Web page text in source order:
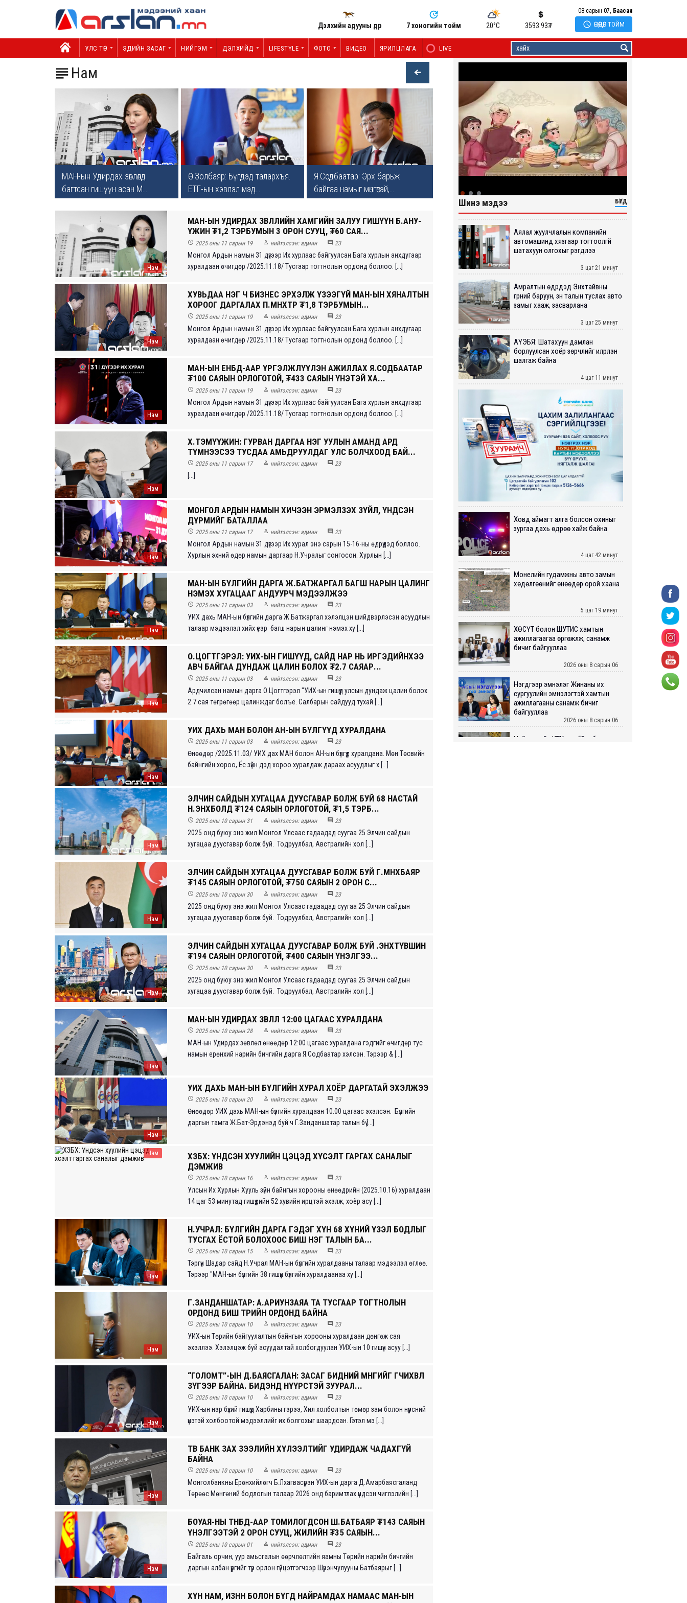
Дэлхийн адууны өдөр 7 хоногийн тойм 20°C 3593.93₮
08 сарын 07, Баасан
 ӨНӨӨДӨР ТОЙМ
УЛС ТӨР ЭДИЙН ЗАСАГ НИЙГЭМ ДЭЛХИЙД LIFESTYLE ФОТО ВИДЕО ЯРИЛЦЛАГА LIVE
 Нам
МАН-ын Удирдах зөвлөлд
багтсан гишүүн асан М....
Ө.Золбаяр: Бүгдэд талархъя.
ЕТГ-ын хэвлэл мэд...
Я.Содбаатар: Эрх барьж
байгаа намыг мөнгөтэй,...
Нам
МАН-ЫН УДИРДАХ ЗӨВЛӨЛИЙН ХАМГИЙН ЗАЛУУ ГИШҮҮН Б.АНУ-
ҮЖИН ₮1,2 ТЭРБУМЫН 3 ОРОН СУУЦ, ₮60 САЯ...
 2025 оны 11 сарын 19  нийтэлсэн: админ  23
Монгол Ардын намын 31 дүгээр Их хурлаас байгуулсан Бага хурлын анхдугаар
хуралдаан өчигдөр /2025.11.18/ Тусгаар тогтнолын ордонд боллоо. [...]
Нам
ХУВЬДАА НЭГ Ч БИЗНЕС ЭРХЭЛЖ ҮЗЭЭГҮЙ МАН-ЫН ХЯНАЛТЫН
ХОРООГ ДАРГАЛАХ П.МӨНХТӨР ₮1,8 ТЭРБУМЫН...
 2025 оны 11 сарын 19  нийтэлсэн: админ  23
Монгол Ардын намын 31 дүгээр Их хурлаас байгуулсан Бага хурлын анхдугаар
хуралдаан өчигдөр /2025.11.18/ Тусгаар тогтнолын ордонд боллоо. [...]
Нам
МАН-ЫН ЕНБД-ААР ҮРГЭЛЖЛҮҮЛЭН АЖИЛЛАХ Я.СОДБААТАР
₮100 САЯЫН ОРЛОГОТОЙ, ₮433 САЯЫН ҮНЭТЭЙ ХА...
 2025 оны 11 сарын 19  нийтэлсэн: админ  23
Монгол Ардын намын 31 дүгээр Их хурлаас байгуулсан Бага хурлын анхдугаар
хуралдаан өчигдөр /2025.11.18/ Тусгаар тогтнолын ордонд боллоо. [...]
Нам
Х.ТЭМҮҮЖИН: ГУРВАН ДАРГАА НЭГ УУЛЫН АМАНД АРД
ТҮМНЭЭСЭЭ ТУСДАА АМЬДРУУЛДАГ УЛС БОЛЧХООД БАЙ...
 2025 оны 11 сарын 17  нийтэлсэн: админ  23
[...]
Нам
МОНГОЛ АРДЫН НАМЫН ХИЧЭЭН ЭРМЭЛЗЭХ ЗҮЙЛ, ҮНДСЭН
ДҮРМИЙГ БАТАЛЛАА
 2025 оны 11 сарын 17  нийтэлсэн: админ  23
Монгол Ардын намын 31 дүгээр Их хурал энэ сарын 15-16-ны өдрүүдэд боллоо.
Хурлын эхний өдөр намын даргаар Н.Учралыг сонгосон. Хурлын [...]
Нам
МАН-ЫН БҮЛГИЙН ДАРГА Ж.БАТЖАРГАЛ БАГШ НАРЫН ЦАЛИНГ
НЭМЭХ ХУГАЦААГ АНДУУРЧ МЭДЭЭЛЖЭЭ
 2025 оны 11 сарын 03  нийтэлсэн: админ  23
УИХ дахь МАН-ын бүлгийн дарга Ж.Батжаргал хэлэлцэн шийдвэрлэсэн асуудлын
талаар мэдээлэл хийх үеэр багш нарын цалинг нэмэх ху [...]
Нам
О.ЦОГТГЭРЭЛ: УИХ-ЫН ГИШҮҮД, САЙД НАР НЬ ИРГЭДИЙНХЭЭ
АВЧ БАЙГАА ДУНДАЖ ЦАЛИН БОЛОХ ₮2.7 САЯАР...
 2025 оны 11 сарын 03  нийтэлсэн: админ  23
Ардчилсан намын дарга О.Цогтгэрэл "УИХ-ын гишүүд улсын дундаж цалин болох
2.7 сая төгрөгөөр цалинждаг болъё. Салбарын сайдууд тухай [...]
Нам
УИХ ДАХЬ МАН БОЛОН АН-ЫН БҮЛГҮҮД ХУРАЛДАНА
 2025 оны 11 сарын 03  нийтэлсэн: админ  23
Өнөөдөр /2025.11.03/ УИХ дах МАН болон АН-ын бүлгүүд хуралдана. Мөн Төсвийн
байнгийн хороо, Ёс зүйн дэд хороо хуралдаж дараах асуудлыг х [...]
Нам
ЭЛЧИН САЙДЫН ХУГАЦАА ДУУСГАВАР БОЛЖ БУЙ 68 НАСТАЙ
Н.ЭНХБОЛД ₮124 САЯЫН ОРЛОГОТОЙ, ₮1,5 ТЭРБ...
 2025 оны 10 сарын 31  нийтэлсэн: админ  23
2025 онд буюу энэ жил Монгол Улсаас гадаадад суугаа 25 Элчин сайдын
хугацаа дуусгавар болж буй. Тодруулбал, Австралийн хол [...]
Нам
ЭЛЧИН САЙДЫН ХУГАЦАА ДУУСГАВАР БОЛЖ БУЙ Г.МӨНХБАЯР
₮145 САЯЫН ОРЛОГОТОЙ, ₮750 САЯЫН 2 ОРОН С...
 2025 оны 10 сарын 30  нийтэлсэн: админ  23
2025 онд буюу энэ жил Монгол Улсаас гадаадад суугаа 25 Элчин сайдын
хугацаа дуусгавар болж буй. Тодруулбал, Австралийн хол [...]
Нам
ЭЛЧИН САЙДЫН ХУГАЦАА ДУУСГАВАР БОЛЖ БУЙ Ө.ЭНХТҮВШИН
₮194 САЯЫН ОРЛОГОТОЙ, ₮400 САЯЫН ҮНЭЛГЭЭ...
 2025 оны 10 сарын 30  нийтэлсэн: админ  23
2025 онд буюу энэ жил Монгол Улсаас гадаадад суугаа 25 Элчин сайдын
хугацаа дуусгавар болж буй. Тодруулбал, Австралийн хол [...]
Нам
МАН-ЫН УДИРДАХ ЗӨВЛӨЛ 12:00 ЦАГААС ХУРАЛДАНА
 2025 оны 10 сарын 28  нийтэлсэн: админ  23
МАН-ын Удирдах зөвлөл өнөөдөр 12:00 цагаас хуралдана гэдгийг өчигдөр тус
намын ерөнхий нарийн бичгийн дарга Я.Содбаатар хэлсэн. Тэрээр & [...]
Нам
УИХ ДАХЬ МАН-ЫН БҮЛГИЙН ХУРАЛ ХОЁР ДАРГАТАЙ ЭХЭЛЖЭЭ
 2025 оны 10 сарын 20  нийтэлсэн: админ  23
Өнөөдөр УИХ дахь МАН-ын бүлгийн хуралдаан 10.00 цагаас эхэлсэн. Бүлгийн
даргын тамга Ж.Бат-Эрдэнэд буй ч Г.Занданшатар талын бү [...]
Нам
ХЗБХ: ҮНДСЭН ХУУЛИЙН ЦЭЦЭД ХҮСЭЛТ ГАРГАХ САНАЛЫГ
ДЭМЖИВ
 2025 оны 10 сарын 16  нийтэлсэн: админ  23
Улсын Их Хурлын Хууль зүйн байнгын хорооны өнөөдрийн (2025.10.16) хуралдаан
14 цаг 53 минутад гишүүдийн 52 хувийн ирцтэй эхэлж, хоёр асу [...]
Нам
Н.УЧРАЛ: БҮЛГИЙН ДАРГА ГЭДЭГ ХҮН 68 ХҮНИЙ ҮЗЭЛ БОДЛЫГ
ТУСГАХ ЁСТОЙ БОЛОХООС БИШ НЭГ ТАЛЫН БА...
 2025 оны 10 сарын 15  нийтэлсэн: админ  23
Тэргүүн Шадар сайд Н.Учрал МАН-ын бүлгийн хуралдааны талаар мэдээлэл өглөө.
Тэрээр "МАН-ын бүлгийн 38 гишүүн бүлгийн хуралдаанаа ху [...]
Нам
Г.ЗАНДАНШАТАР: А.АРИУНЗАЯА ТА ТУСГААР ТОГТНОЛЫН
ОРДОНД БИШ ТӨРИЙН ОРДОНД БАЙНА
 2025 оны 10 сарын 10  нийтэлсэн: админ  23
УИХ-ын Төрийн байгуулалтын байнгын хорооны хуралдаан дөнгөж сая
эхэллээ. Хэлэлцэж буй асуудалтай холбогдуулан УИХ-ын 10 гишүүн асуу [...]
Нам
“ГОЛОМТ”-ЫН Д.БАЯСГАЛАН: ЗАСАГ БИДНИЙ МӨНГИЙГ ӨГЧИХВӨЛ
ЗҮГЭЭР БАЙНА. БИДЭНД НҮҮРСТЭЙ ЗУУРАЛ...
 2025 оны 10 сарын 10  нийтэлсэн: админ  23
УИХ-ын нэр бүхий гишүүд Харбины гэрээ, Хил холболтын төмөр зам болон нүүрсний
үнэтэй холбоотой мэдээллийг их болгохыг шаардсан. Гэтэл мэ [...]
Нам
ТӨВ БАНК ЗАХ ЗЭЭЛИЙН ХҮЛЭЭЛТИЙГ УДИРДАЖ ЧАДАХГҮЙ
БАЙНА
 2025 оны 10 сарын 10  нийтэлсэн: админ  23
Монголбанкны Ерөнхийлөгч Б.Лхагвасүрэн УИХ-ын дарга Д.Амарбаясгаланд
Төрөөс Мөнгөний бодлогын талаар 2026 онд баримтлах үндсэн чиглэлийн [...]
Нам
БОУАӨЯ-НЫ ТНБД-ААР ТОМИЛОГДСОН Ш.БАТБАЯР ₮143 САЯЫН
ҮНЭЛГЭЭТЭЙ 2 ОРОН СУУЦ, ЖИЛИЙН ₮35 САЯЫН...
 2025 оны 10 сарын 01  нийтэлсэн: админ  23
Байгаль орчин, уур амьсгалын өөрчлөлтийн яамны Төрийн нарийн бичгийн
даргын албан үүргийг түр орлон гүйцэтгэгчээр Шүрэнчулууны Батбаярыг [...]
ХҮН НАМ, ИЗНН БОЛОН БҮГД НАЙРАМДАХ НАМААС МАН-ЫН
Шинэ мэдээ БҮГД
Аялал жуулчлалын компанийн
автомашинд хязгаар тогтоолгүй
шатахуун олгохыг үүрэгдлээ
3 цаг 21 минут
Амралтын өдрүүдэд Энхтайвны
гүүрний баруун, зүүн талын туслах авто
замыг хааж, засварлана
3 цаг 25 минут
АҮЭБЯ: Шатахуун дамлан
борлуулсан хоёр зөрчлийг илрүүлэн
шалгаж байна
4 цаг 11 минут
Ховд аймагт алга болсон охиныг
зургаа дахь өдрөө хайж байна
4 цаг 42 минут
Монелийн гудамжны авто замын
хөдөлгөөнийг өнөөдөр орой хаана
5 цаг 19 минут
ХӨСҮТ болон ШУТИС хамтын
ажиллагаагаа өргөжүүлж, санамж
бичиг байгууллаа
2026 оны 8 сарын 06
Нэгдүгээр эмнэлэг Жинаны их
сургуулийн эмнэлэгтэй хамтын
ажиллагааны санамж бичиг
байгууллаа
2026 оны 8 сарын 06
Нийслэлийн ИТХ-аар “Сэлбэ